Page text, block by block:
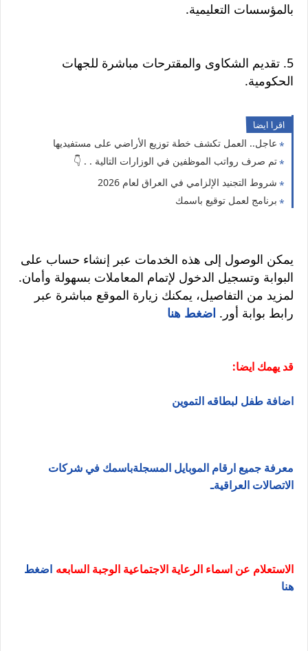
بالمؤسسات التعليمية.
5. تقديم الشكاوى والمقترحات مباشرة للجهات
الحكومية.
اقرا ايضا
عاجل.. العمل تكشف خطة توزيع الأراضي على مستفيديها
تم صرف رواتب الموظفين في الوزارات التالية . . 👇
شروط التجنيد الإلزامي في العراق لعام 2026
برنامج لعمل توقيع باسمك
يمكن الوصول إلى هذه الخدمات عبر إنشاء حساب على
البوابة وتسجيل الدخول لإتمام المعاملات بسهولة وأمان.
لمزيد من التفاصيل، يمكنك زيارة الموقع مباشرة عبر
رابط بوابة أور. اضغط هنا
قد يهمك ايضا:
اضافة طفل لبطاقه التموين
معرفة جميع ارقام الموبايل المسجلةباسمك في شركات
الاتصالات العراقيةـ
الاستعلام عن اسماء الرعاية الاجتماعية الوجبة السابعه اضغط
هنا